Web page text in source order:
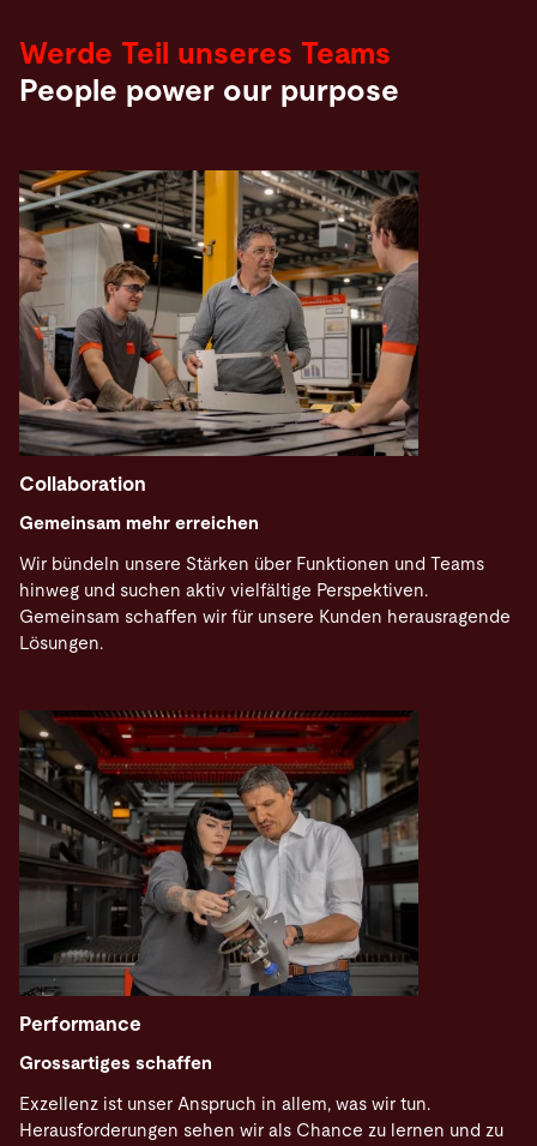
Werde Teil unseres Teams
People power our purpose
Collaboration
Gemeinsam mehr erreichen
Wir bündeln unsere Stärken über Funktionen und Teams
hinweg und suchen aktiv vielfältige Perspektiven.
Gemeinsam schaffen wir für unsere Kunden herausragende
Lösungen.
Performance
Grossartiges schaffen
Exzellenz ist unser Anspruch in allem, was wir tun.
Herausforderungen sehen wir als Chance zu lernen und zu